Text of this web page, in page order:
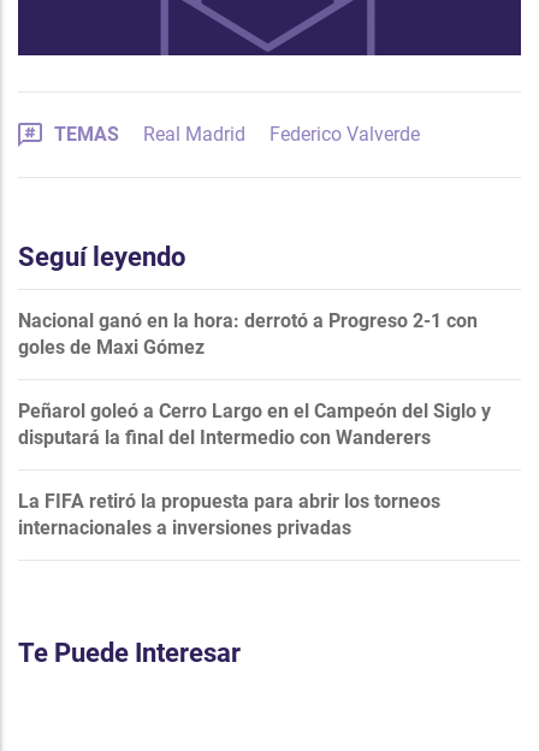
TEMAS Real Madrid Federico Valverde
Seguí leyendo
Nacional ganó en la hora: derrotó a Progreso 2-1 con
goles de Maxi Gómez
Peñarol goleó a Cerro Largo en el Campeón del Siglo y
disputará la final del Intermedio con Wanderers
La FIFA retiró la propuesta para abrir los torneos
internacionales a inversiones privadas
Te Puede Interesar